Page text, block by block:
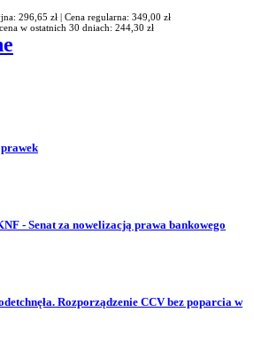
296,65 zł | Cena regularna: 349,00 zł
w ostatnich 30 dniach: 244,30 zł
- Senat za nowelizacją prawa bankowego
Rozporządzenie CCV bez poparcia w